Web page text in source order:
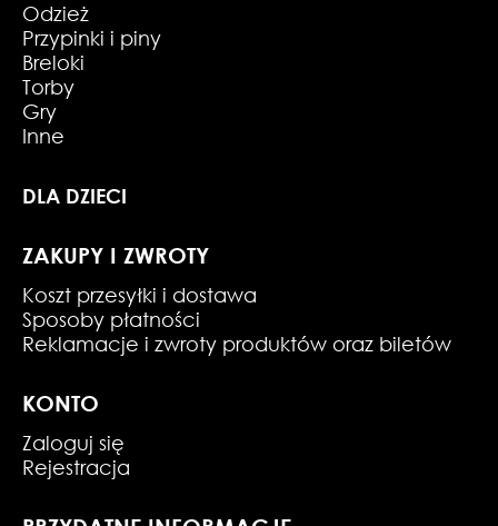
Odzież
Przypinki i piny
Breloki
Torby
Gry
Inne
DLA DZIECI
ZAKUPY I ZWROTY
Koszt przesyłki i dostawa
Sposoby płatności
Reklamacje i zwroty produktów oraz biletów
KONTO
Zaloguj się
Rejestracja